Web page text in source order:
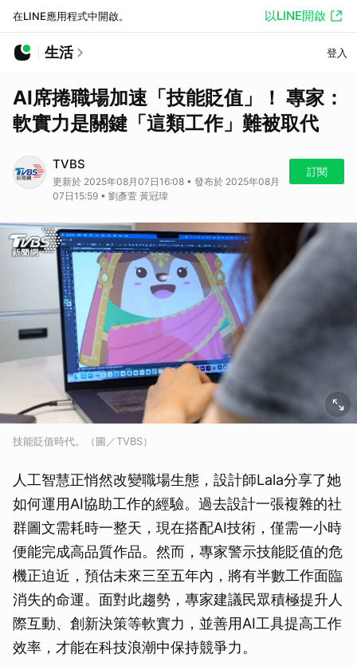
在LINE應用程式中開啟。 以LINE開啟
生活 登入
AI席捲職場加速「技能貶值」！ 專家：
軟實力是關鍵「這類工作」難被取代
TVBS
更新於 2025年08月07日16:08 • 發布於 2025年08月
07日15:59 • 劉彥萱 黃冠瑋
訂閱
技能貶值時代。（圖／TVBS）
人工智慧正悄然改變職場生態，設計師Lala分享了她
如何運用AI協助工作的經驗。過去設計一張複雜的社
群圖文需耗時一整天，現在搭配AI技術，僅需一小時
便能完成高品質作品。然而，專家警示技能貶值的危
機正迫近，預估未來三至五年內，將有半數工作面臨
消失的命運。面對此趨勢，專家建議民眾積極提升人
際互動、創新決策等軟實力，並善用AI工具提高工作
效率，才能在科技浪潮中保持競爭力。